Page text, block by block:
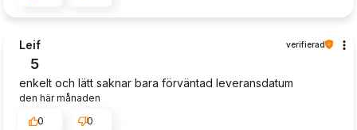
Leif verifierad
5
enkelt och lätt saknar bara förväntad leveransdatum
den här månaden
0
0